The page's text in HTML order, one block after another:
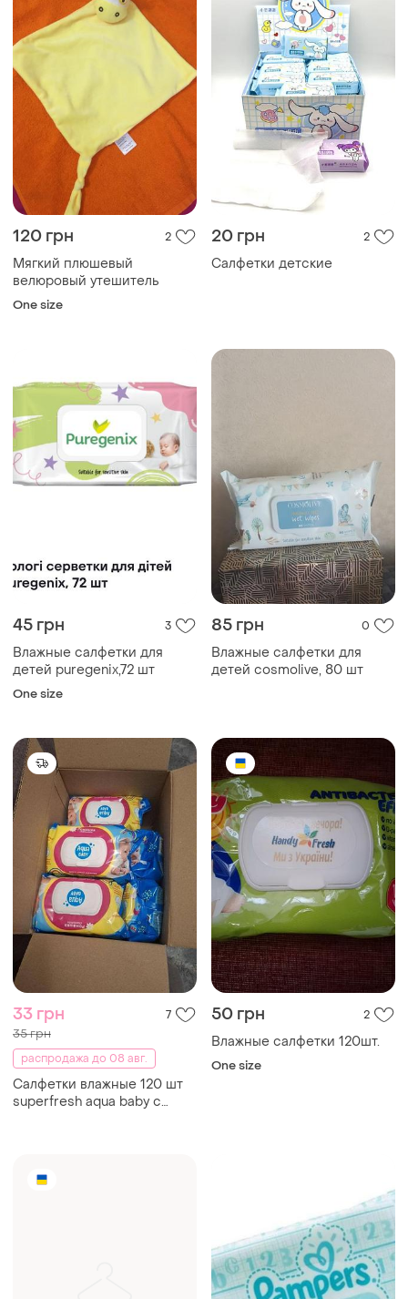
120 грн 2
Мягкий плюшевый
велюровый утешитель
One size
20 грн 2
Салфетки детские
45 грн 3
Влажные салфетки для
детей puregenix,72 шт
One size
85 грн 0
Влажные салфетки для
детей cosmolive, 80 шт
33 грн 7
35 грн
распродажа до 08 авг.
Салфетки влажные 120 шт
superfresh aqua baby с
50 грн 2
Влажные салфетки 120шт.
One size